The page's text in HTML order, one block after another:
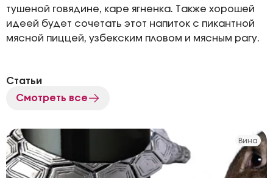
тушеной говядине, каре ягненка. Также хорошей
идеей будет сочетать этот напиток с пикантной
мясной пиццей, узбекским пловом и мясным рагу.
Статьи
Смотреть все
Вина